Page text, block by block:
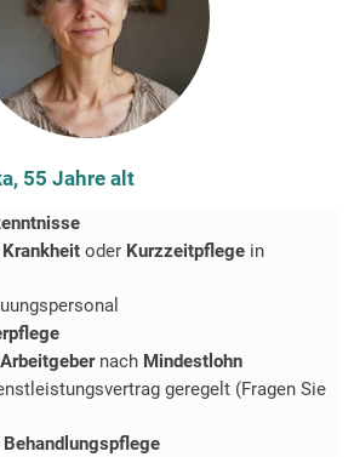
55 Jahre alt
Krankheit oder Kurzzeitpflege in
Arbeitgeber nach Mindestlohn
geregelt (Fragen Sie
Behandlungspflege